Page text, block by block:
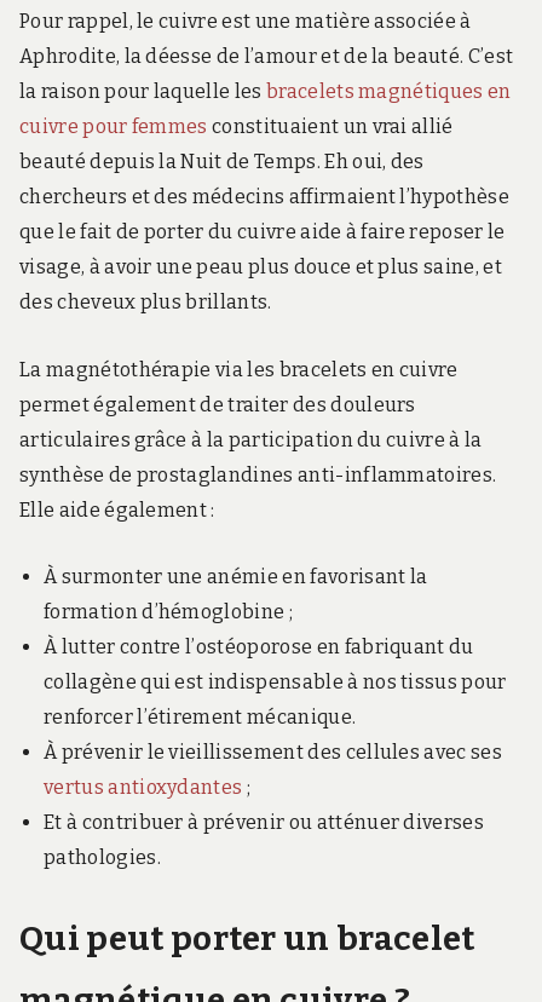
Pour rappel, le cuivre est une matière associée à
Aphrodite, la déesse de l’amour et de la beauté. C’est
la raison pour laquelle les bracelets magnétiques en
cuivre pour femmes constituaient un vrai allié
beauté depuis la Nuit de Temps. Eh oui, des
chercheurs et des médecins affirmaient l’hypothèse
que le fait de porter du cuivre aide à faire reposer le
visage, à avoir une peau plus douce et plus saine, et
des cheveux plus brillants.
La magnétothérapie via les bracelets en cuivre
permet également de traiter des douleurs
articulaires grâce à la participation du cuivre à la
synthèse de prostaglandines anti-inflammatoires.
Elle aide également :
À surmonter une anémie en favorisant la
formation d’hémoglobine ;
À lutter contre l’ostéoporose en fabriquant du
collagène qui est indispensable à nos tissus pour
renforcer l’étirement mécanique.
À prévenir le vieillissement des cellules avec ses
vertus antioxydantes ;
Et à contribuer à prévenir ou atténuer diverses
pathologies.
Qui peut porter un bracelet